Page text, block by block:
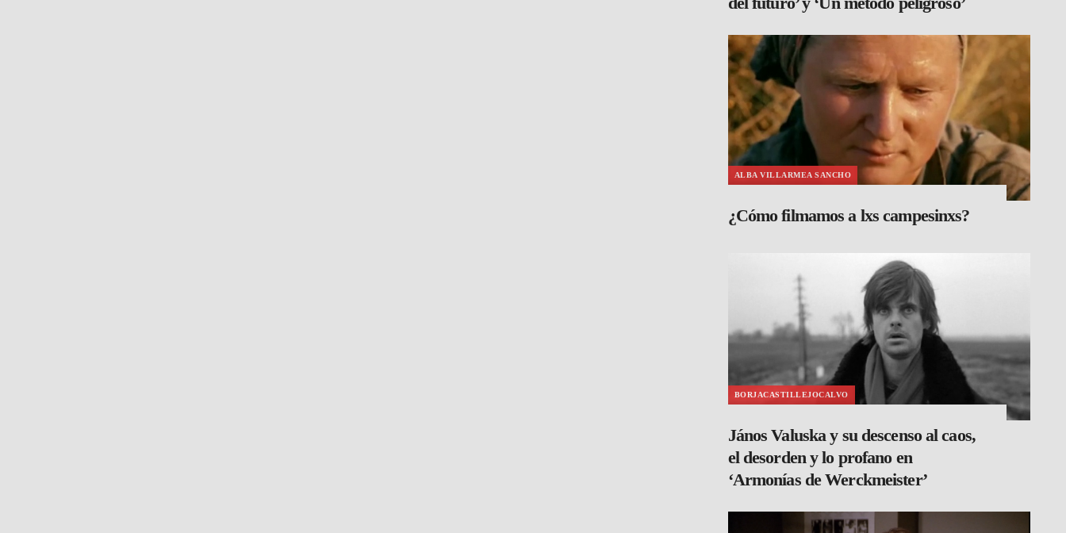
ALBA VILLARMEA SANCHO
¿Cómo filmamos a lxs campesinxs?
BORJACASTILLEJOCALVO
János Valuska y su descenso al caos,
el desorden y lo profano en
‘Armonías de Werckmeister’